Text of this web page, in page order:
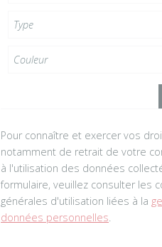
Pour connaître et exercer vos
notamment de retrait de votre
à l'utilisation des données
formulaire, veuillez consulter les
générales d'utilisation liées à la
données personnelles.